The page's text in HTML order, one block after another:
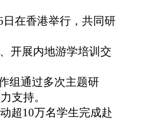
在香港举行，共同研
开展内地游学培训交
组通过多次主题研
支持。
超10万名学生完成赴